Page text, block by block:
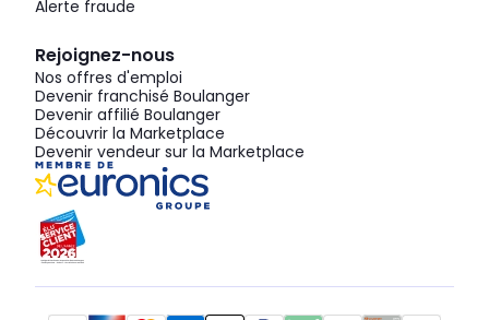
Alerte fraude
Rejoignez-nous
Nos offres d'emploi
Devenir franchisé Boulanger
Devenir affilié Boulanger
Découvrir la Marketplace
Devenir vendeur sur la Marketplace